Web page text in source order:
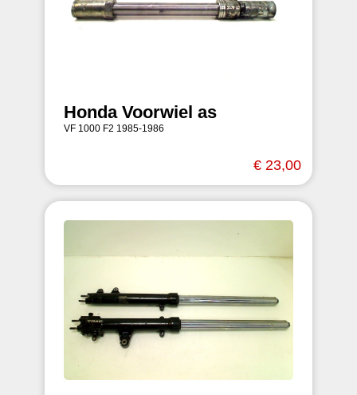
Honda Voorwiel as
VF 1000 F2 1985-1986
€ 23,00